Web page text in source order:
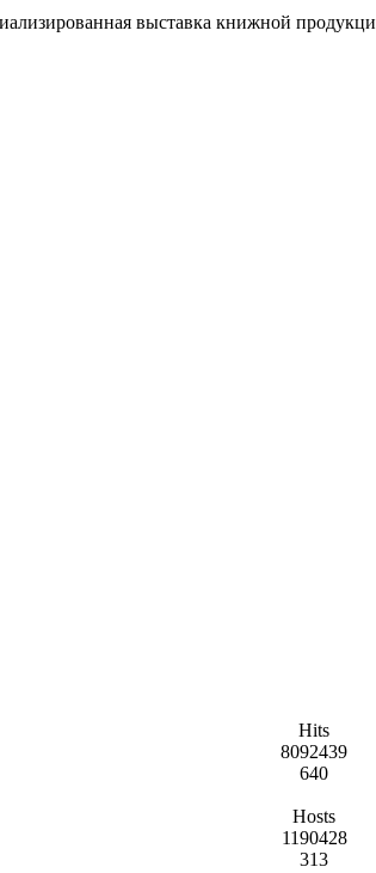
выставка книжной
Hits
8092439
640
Hosts
1190428
313